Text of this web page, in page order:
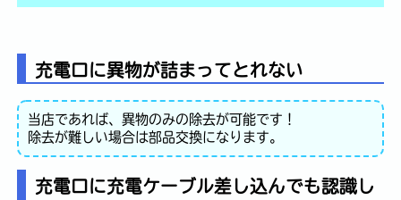
充電口に異物が詰まってとれない
当店であれば、異物のみの除去が可能です！
除去が難しい場合は部品交換になります。
充電口に充電ケーブル差し込んでも認識し